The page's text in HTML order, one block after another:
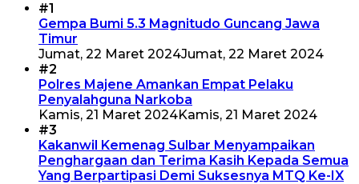
#1
Gempa Bumi 5.3 Magnitudo Guncang Jawa
Timur
Jumat, 22 Maret 2024Jumat, 22 Maret 2024
#2
Polres Majene Amankan Empat Pelaku
Penyalahguna Narkoba
Kamis, 21 Maret 2024Kamis, 21 Maret 2024
#3
Kakanwil Kemenag Sulbar Menyampaikan
Penghargaan dan Terima Kasih Kepada Semua
Yang Berpartipasi Demi Suksesnya MTQ Ke-IX